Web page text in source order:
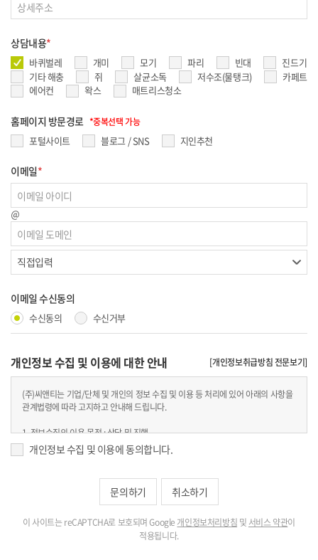
상담내용*
바퀴벌레 개미 모기 파리 빈대
진드기
기타 해충
쥐 살균소독 저수조(물탱크)
카페트
에어컨
왁스 매트리스청소
홈페이지 방문경로 *중복선택 가능
포털사이트 블로그 / SNS 지인추천
이메일*
＠
이메일 수신동의
수신동의 수신거부
개인정보 수집 및 이용에 대한 안내 [개인정보취급방침 전문보기]
(주)씨앤티는 기업/단체 및 개인의 정보 수집 및 이용 등 처리에 있어 아래의 사항을
관계법령에 따라 고지하고 안내해 드립니다.
1. 정보수집의 이용 목적 : 상담 및 진행
2. 수집/이용 항목 : 이름, 연락처, 이메일, 내용 등
3. 보유 및 이용기간 : 상담 종료후 6개월, 정보제공자의 삭제 요청시 즉시
개인정보 수집 및 이용에 동의합니다.
이 사이트는 reCAPTCHA로 보호되며 Google 개인정보처리방침 및 서비스 약관이
적용됩니다.